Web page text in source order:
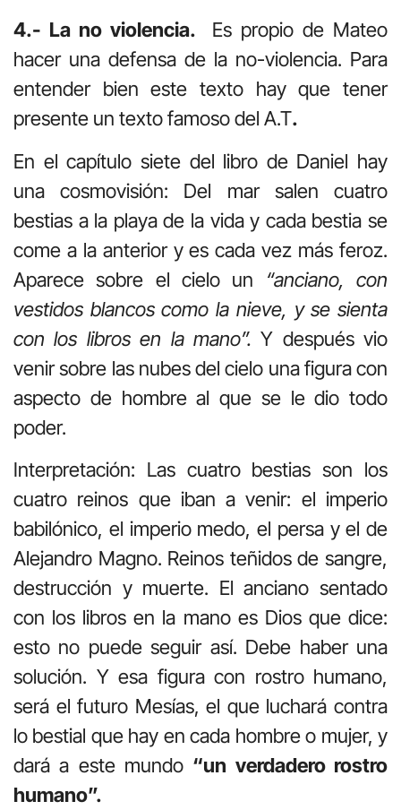
4.- La no violencia. Es propio de Mateo
hacer una defensa de la no-violencia. Para
entender bien este texto hay que tener
presente un texto famoso del A.T.
En el capítulo siete del libro de Daniel hay
una cosmovisión: Del mar salen cuatro
bestias a la playa de la vida y cada bestia se
come a la anterior y es cada vez más feroz.
Aparece sobre el cielo un “anciano, con
vestidos blancos como la nieve, y se sienta
con los libros en la mano”. Y después vio
venir sobre las nubes del cielo una figura con
aspecto de hombre al que se le dio todo
poder.
Interpretación: Las cuatro bestias son los
cuatro reinos que iban a venir: el imperio
babilónico, el imperio medo, el persa y el de
Alejandro Magno. Reinos teñidos de sangre,
destrucción y muerte. El anciano sentado
con los libros en la mano es Dios que dice:
esto no puede seguir así. Debe haber una
solución. Y esa figura con rostro humano,
será el futuro Mesías, el que luchará contra
lo bestial que hay en cada hombre o mujer, y
dará a este mundo “un verdadero rostro
humano”.